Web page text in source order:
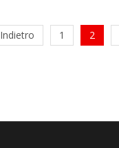
Indietro 1 2